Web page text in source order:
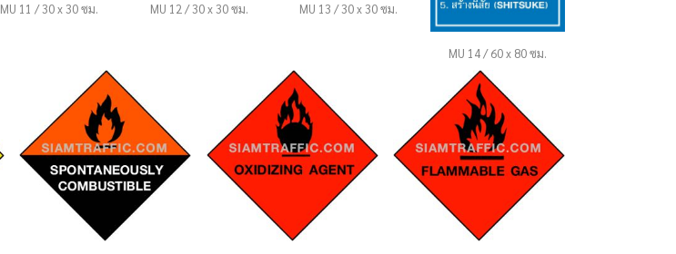
MU 11 / 30 x 30 ซม. MU 12 / 30 x 30 ซม. MU 13 / 30 x 30 ซม.
MU 14 / 60 x 80 ซม.